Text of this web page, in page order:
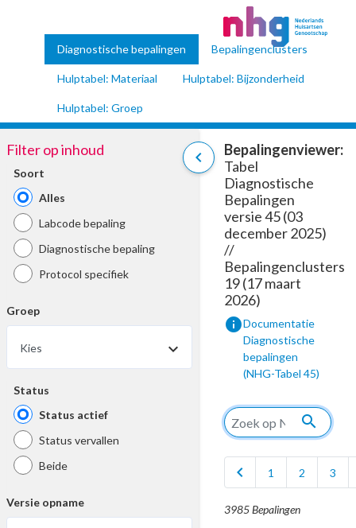
Diagnostische bepalingen Bepalingenclusters
Hulptabel: Materiaal Hulptabel: Bijzonderheid
Hulptabel: Groep
chevron_left
Filter op inhoud
Soort
Alles
Labcode bepaling
Diagnostische bepaling
Protocol specifiek
Groep
Kies
Status
Status actief
Status vervallen
Beide
Versie opname
Bepalingenviewer:
Tabel
Diagnostische
Bepalingen
versie 45 (03
december 2025)
//
Bepalingenclusters
19 (17 maart
2026)
infoDocumentatie
Diagnostische
bepalingen
(NHG-Tabel 45)
search
chevron_left 1 2 3
3985 Bepalingen